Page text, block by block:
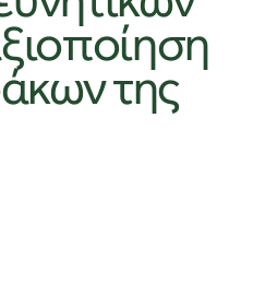
της